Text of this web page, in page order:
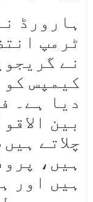
ہارورڈ
ٹرمپ
نے
کیمپس
دیا ہے۔
بین
چلاتے
ہیں،
ہیں اور